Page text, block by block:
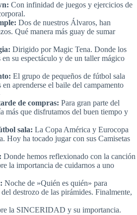
Con infinidad de juegos y ejercicios de
Dos de nuestros Álvaros, han
Qué manera más guay de sumar
Dirigido por Magic Tena. Donde los
su espectáculo y de un taller mágico
El grupo de pequeños de fútbol sala
aprenderse el baile del campamento
de compras: Para gran parte del
más que disfrutamos del buen tiempo y
sala: La Copa América y Eurocopa
Hoy ha tocado jugar con sus Camisetas
Donde hemos reflexionado con la canción
la importancia de cuidarnos a uno
Noche de »Quién es quién» para
destrozo de las pirámides. Finalmente,
la SINCERIDAD y su importancia.